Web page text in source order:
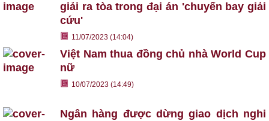
giải ra tòa trong đại án 'chuyến bay giải
cứu'
11/07/2023 (14:04)
Việt Nam thua đồng chủ nhà World Cup
nữ
10/07/2023 (14:49)
Ngân hàng được dừng giao dịch nghi